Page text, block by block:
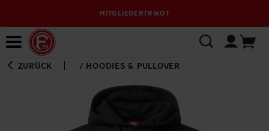
MITGLIEDERTRIKOT
ZURÜCK / HOODIES & PULLOVER